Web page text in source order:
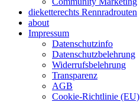
dieketterechts Rennradrouten
about
Impressum
Datenschutzinfo
Datenschutzbelehrung
Widerrufsbelehrung
Transparenz
AGB
Cookie-Richtlinie (EU)